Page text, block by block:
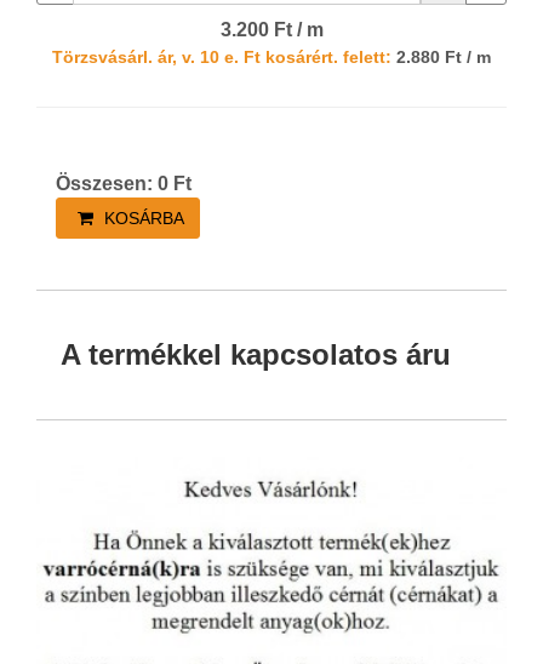
3.200 Ft / m
Törzsvásárl. ár, v. 10 e. Ft kosárért. felett: 2.880 Ft / m
Összesen: 0 Ft
KOSÁRBA
A termékkel kapcsolatos áru